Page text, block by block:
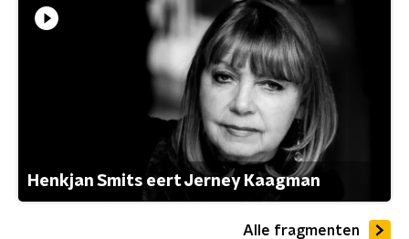
Henkjan Smits eert Jerney Kaagman
Alle fragmenten